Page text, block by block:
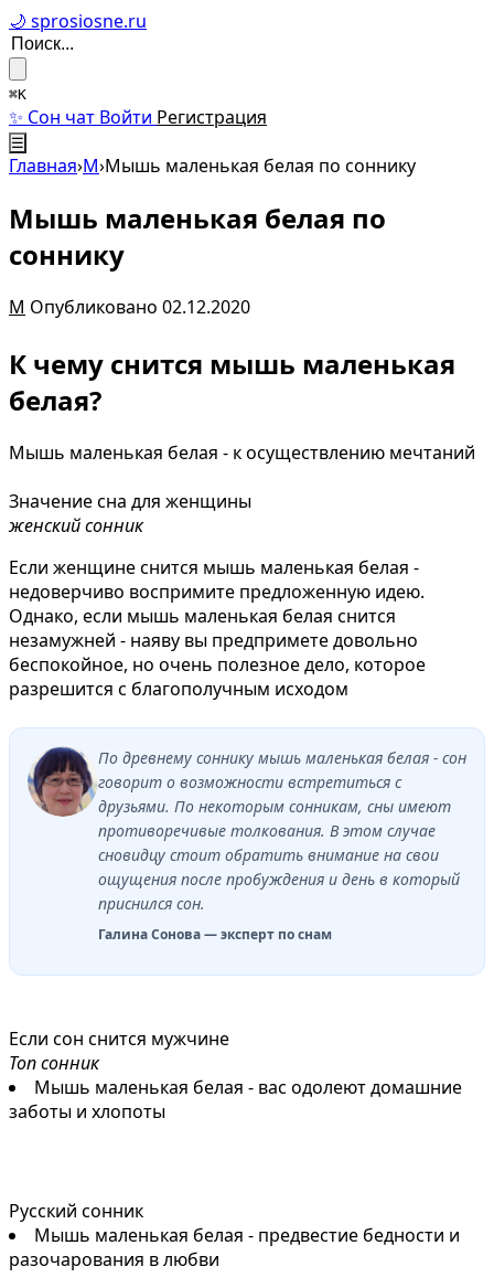
🌙 sprosiosne.ru
⌘K
✨ Сон чат Войти Регистрация
☰
Главная›М›Мышь маленькая белая по соннику
Мышь маленькая белая по
соннику
М Опубликовано 02.12.2020
К чему снится мышь маленькая
белая?
Мышь маленькая белая - к осуществлению мечтаний
Значение сна для женщины
женский сонник
Если женщине снится мышь маленькая белая -
недоверчиво воспримите предложенную идею.
Однако, если мышь маленькая белая снится
незамужней - наяву вы предпримете довольно
беспокойное, но очень полезное дело, которое
разрешится с благополучным исходом
По древнему соннику мышь маленькая белая - сон
говорит о возможности встретиться с
друзьями. По некоторым сонникам, сны имеют
противоречивые толкования. В этом случае
сновидцу стоит обратить внимание на свои
ощущения после пробуждения и день в который
приснился сон.
Галина Сонова — эксперт по снам
Если сон снится мужчине
Топ сонник
Мышь маленькая белая - вас одолеют домашние
заботы и хлопоты
Русский сонник
Мышь маленькая белая - предвестие бедности и
разочарования в любви